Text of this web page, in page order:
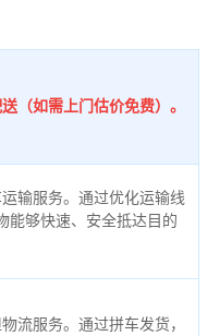
（如需上门估价免费）。
输服务。通过优化运输线
能够快速、安全抵达目的
流服务。通过拼车发货，